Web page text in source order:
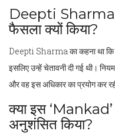
Deepti Sharma
फैसला क्यों किया?
Deepti Sharma का कहना था कि
इसलिए उन्हें चेतावनी दी गई थी।
और वह इस अधिकार का प्रयोग कर
क्या इस
अनुशंसित किया?